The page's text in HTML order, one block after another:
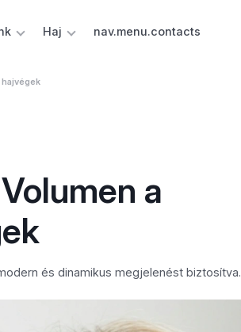
Haj nav.menu.contacts
a
és dinamikus megjelenést biztosítva.